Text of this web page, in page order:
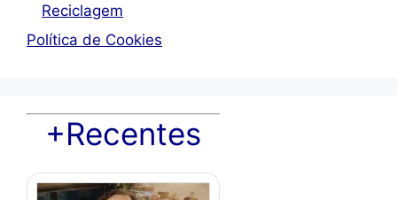
Reciclagem
Política de Cookies
+Recentes